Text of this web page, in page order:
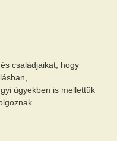
családjaikat, hogy
ügyekben is mellettük